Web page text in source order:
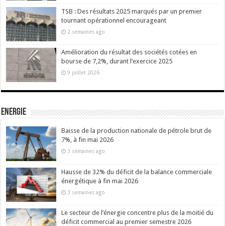
TSB : Des résultats 2025 marqués par un premier
tournant opérationnel encourageant
2 semaines ago
Amélioration du résultat des sociétés cotées en
bourse de 7,2%, durant l’exercice 2025
9 juillet 2026
Energie
Baisse de la production nationale de pétrole brut de
7%, à fin mai 2026
3 semaines ago
Hausse de 32% du déficit de la balance commerciale
énergétique à fin mai 2026
3 semaines ago
Le secteur de l’énergie concentre plus de la moitié du
déficit commercial au premier semestre 2026